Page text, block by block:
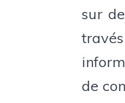
sur
de